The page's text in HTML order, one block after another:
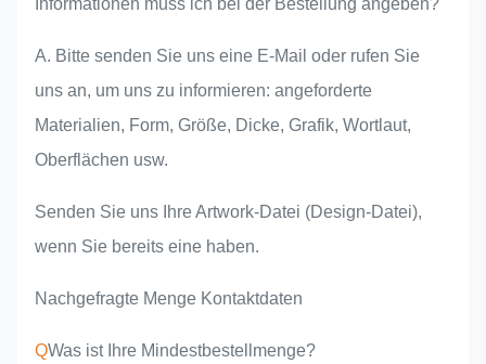
Informationen muss ich bei der Bestellung angeben?
A. Bitte senden Sie uns eine E-Mail oder rufen Sie
uns an, um uns zu informieren: angeforderte
Materialien, Form, Größe, Dicke, Grafik, Wortlaut,
Oberflächen usw.
Senden Sie uns Ihre Artwork-Datei (Design-Datei),
wenn Sie bereits eine haben.
Nachgefragte Menge Kontaktdaten
QWas ist Ihre Mindestbestellmenge?